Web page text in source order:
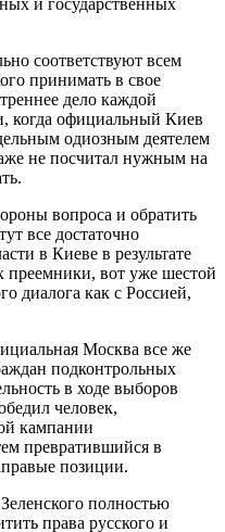
и государственных
соответствуют всем
принимать в свое
дело каждой
когда официальный Киев
одиозным деятелем
не посчитал нужным на
вопроса и обратить
все достаточно
в Киеве в результате
преемники, вот уже шестой
диалога как с Россией,
Москва все же
подконтрольных
в ходе выборов
человек,
кампании
превратившийся в
позиции.
полностью
права русского и